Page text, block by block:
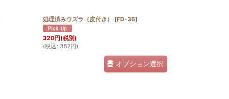
絞り込む
処理済みウズラ（皮付き） [FD-36]
320円(税別)
(税込 : 352円)
オプション選択